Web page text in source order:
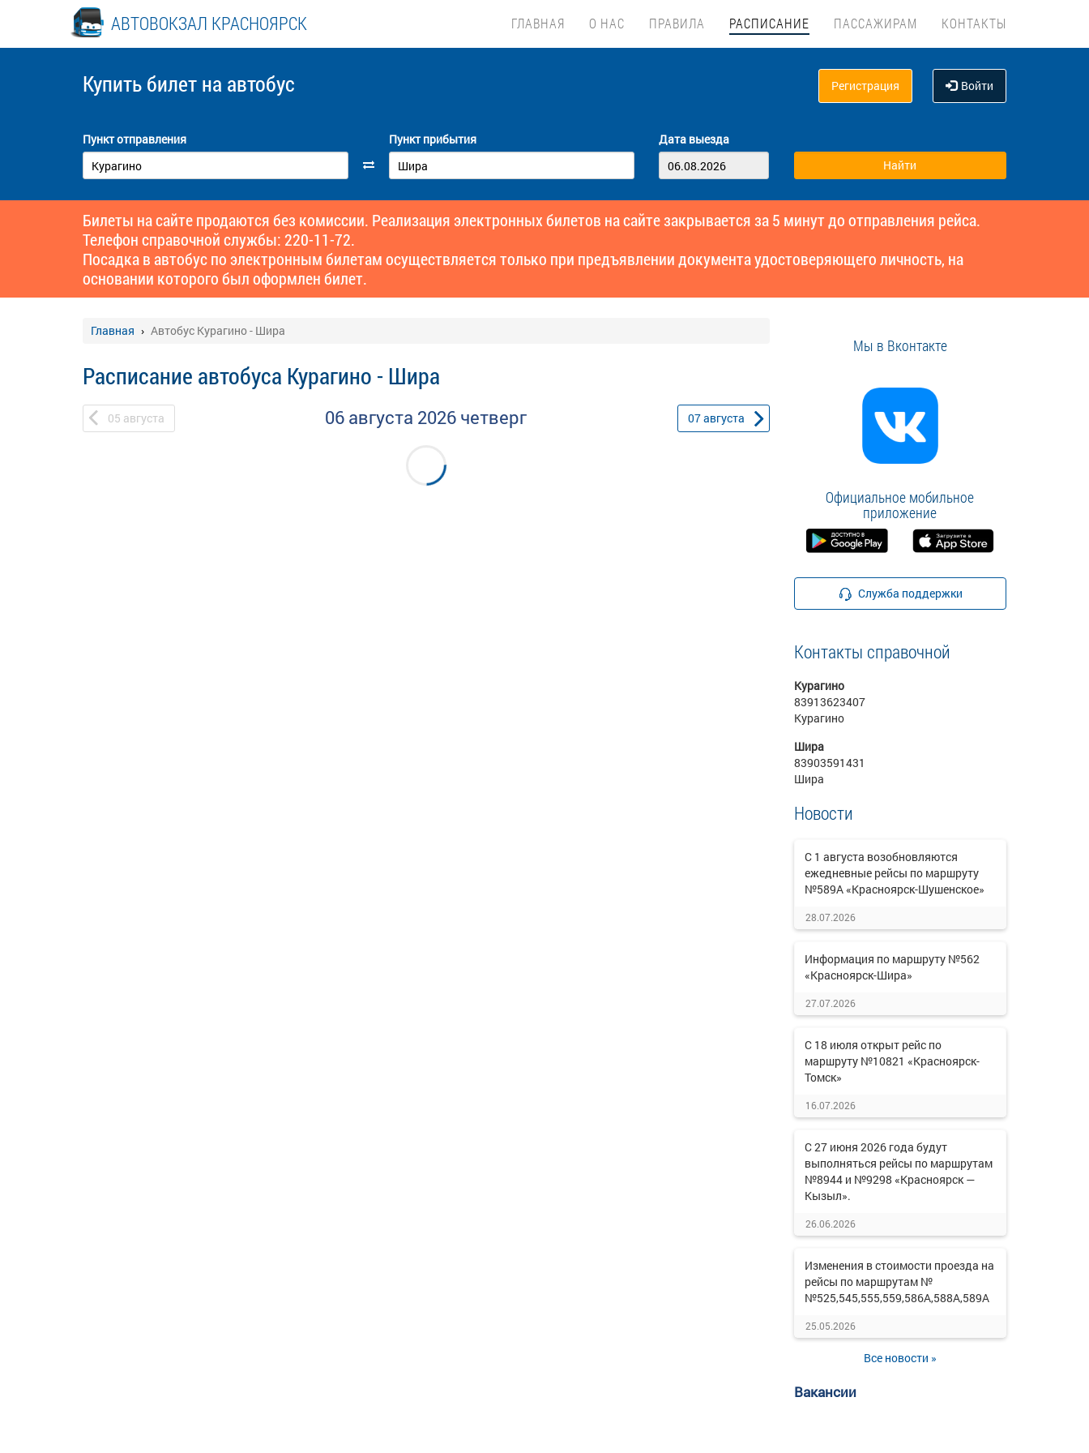
АВТОВОКЗАЛ КРАСНОЯРСК ГЛАВНАЯ О НАС ПРАВИЛА РАСПИСАНИЕ ПАССАЖИРАМ КОНТАКТЫ
Купить билет на автобус Регистрация Войти
Пункт отправления Пункт прибытия Дата выезда
Билеты на сайте продаются без комиссии. Реализация электронных билетов на сайте закрывается за 5 минут до отправления рейса.
Телефон справочной службы: 220-11-72.
Посадка в автобус по электронным билетам осуществляется только при предъявлении документа удостоверяющего личность, на
основании которого был оформлен билет.
Главная Автобус Курагино - Шира
Расписание автобуса Курагино - Шира
05 августа 06 августа 2026 четверг 07августа
Мы в Вконтакте
Официальное мобильное
приложение
Служба поддержки
Контакты справочной
Курагино
83913623407
Курагино
Шира
83903591431
Шира
Новости
С 1 августа возобновляются
ежедневные рейсы по маршруту
№589А «Красноярск-Шушенское»
28.07.2026
Информация по маршруту №562
«Красноярск-Шира»
27.07.2026
С 18 июля открыт рейс по
маршруту №10821 «Красноярск-
Томск»
16.07.2026
С 27 июня 2026 года будут
выполняться рейсы по маршрутам
№8944 и №9298 «Красноярск —
Кызыл».
26.06.2026
Изменения в стоимости проезда на
рейсы по маршрутам №
№525,545,555,559,586А,588А,589А
25.05.2026
Все новости »
Вакансии